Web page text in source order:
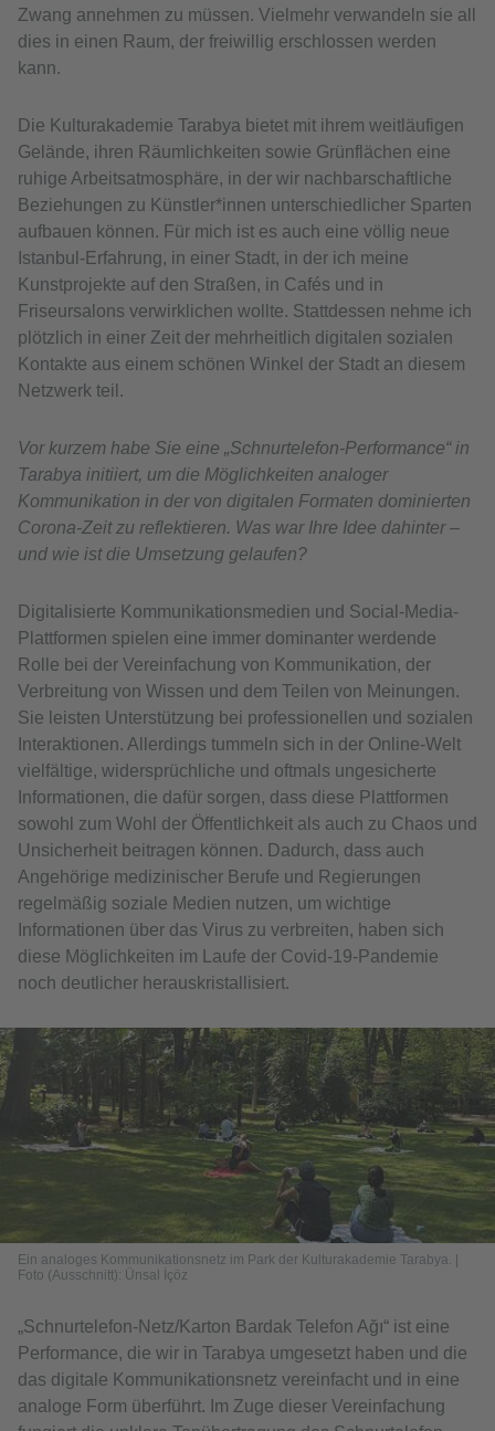
Zwang annehmen zu müssen. Vielmehr verwandeln sie all
dies in einen Raum, der freiwillig erschlossen werden
kann.
Die Kulturakademie Tarabya bietet mit ihrem weitläufigen
Gelände, ihren Räumlichkeiten sowie Grünflächen eine
ruhige Arbeitsatmosphäre, in der wir nachbarschaftliche
Beziehungen zu Künstler*innen unterschiedlicher Sparten
aufbauen können. Für mich ist es auch eine völlig neue
Istanbul-Erfahrung, in einer Stadt, in der ich meine
Kunstprojekte auf den Straßen, in Cafés und in
Friseursalons verwirklichen wollte. Stattdessen nehme ich
plötzlich in einer Zeit der mehrheitlich digitalen sozialen
Kontakte aus einem schönen Winkel der Stadt an diesem
Netzwerk teil.
Vor kurzem habe Sie eine „Schnurtelefon-Performance“ in
Tarabya initiiert, um die Möglichkeiten analoger
Kommunikation in der von digitalen Formaten dominierten
Corona-Zeit zu reflektieren. Was war Ihre Idee dahinter –
und wie ist die Umsetzung gelaufen?
Digitalisierte Kommunikationsmedien und Social-Media-
Plattformen spielen eine immer dominanter werdende
Rolle bei der Vereinfachung von Kommunikation, der
Verbreitung von Wissen und dem Teilen von Meinungen.
Sie leisten Unterstützung bei professionellen und sozialen
Interaktionen. Allerdings tummeln sich in der Online-Welt
vielfältige, widersprüchliche und oftmals ungesicherte
Informationen, die dafür sorgen, dass diese Plattformen
sowohl zum Wohl der Öffentlichkeit als auch zu Chaos und
Unsicherheit beitragen können. Dadurch, dass auch
Angehörige medizinischer Berufe und Regierungen
regelmäßig soziale Medien nutzen, um wichtige
Informationen über das Virus zu verbreiten, haben sich
diese Möglichkeiten im Laufe der Covid-19-Pandemie
noch deutlicher herauskristallisiert.
Ein analoges Kommunikationsnetz im Park der Kulturakademie Tarabya. |
Foto (Ausschnitt): Ünsal İçöz
„Schnurtelefon-Netz/Karton Bardak Telefon Ağı“ ist eine
Performance, die wir in Tarabya umgesetzt haben und die
das digitale Kommunikationsnetz vereinfacht und in eine
analoge Form überführt. Im Zuge dieser Vereinfachung